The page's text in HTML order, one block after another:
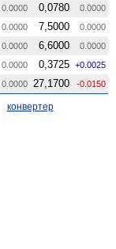
0.0000 0,0780 0.0000
0.0000 7,5000 0.0000
0.0000 6,6000 0.0000
0.0000 0,3725 +0.0025
0.0000 27,1700 -0.0150
конвертер